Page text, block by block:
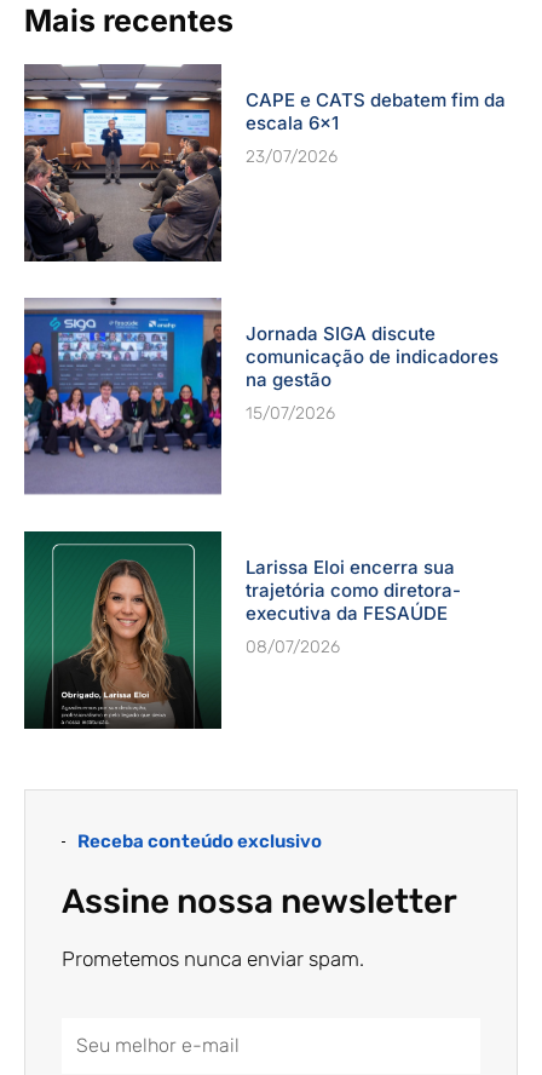
Mais recentes
CAPE e CATS debatem fim da
escala 6×1
23/07/2026
Jornada SIGA discute
comunicação de indicadores
na gestão
15/07/2026
Larissa Eloi encerra sua
trajetória como diretora-
executiva da FESAÚDE
08/07/2026
Receba conteúdo exclusivo
Assine nossa newsletter
Prometemos nunca enviar spam.